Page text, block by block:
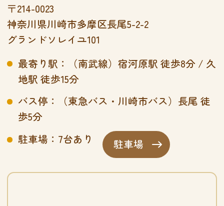
〒214-0023
神奈川県川崎市多摩区長尾5-2-2
グランドソレイユ101
最寄り駅：（南武線）宿河原駅 徒歩8分 / 久
地駅 徒歩15分
バス停：（東急バス・川崎市バス）長尾 徒
歩5分
駐車場：7台あり
駐車場